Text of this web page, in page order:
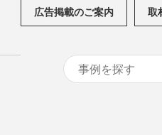
広告掲載のご案内 取